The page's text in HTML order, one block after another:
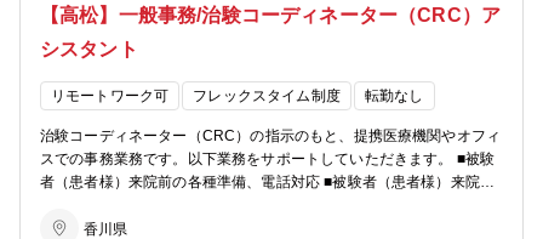
【高松】一般事務/治験コーディネーター（CRC）ア
シスタント
リモートワーク可 フレックスタイム制度 転勤なし
治験コーディネーター（CRC）の指示のもと、提携医療機関やオフィ
スでの事務業務です。以下業務をサポートしていただきます。 ■被験
者（患者様）来院前の各種準備、電話対応 ■被験者（患者様）来院時
内の各種検査室へのご案内 ・検査終了後の検体提出（検査室への検体
香川県